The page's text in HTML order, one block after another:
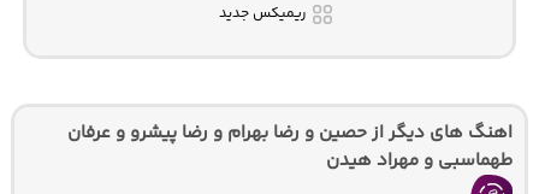
ریمیکس جدید
اهنگ های دیگر از حصین و رضا بهرام و رضا پیشرو و عرفان
طهماسبی و مهراد هیدن